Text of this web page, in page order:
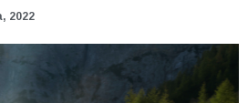
2022